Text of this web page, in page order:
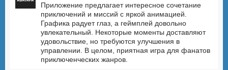
Приложение предлагает интересное сочетание
приключений и миссий с яркой анимацией.
Графика радует глаз, а геймплей довольно
увлекательный. Некоторые моменты доставляют
удовольствие, но требуются улучшения в
управлении. В целом, приятная игра для фанатов
приключенческих жанров.